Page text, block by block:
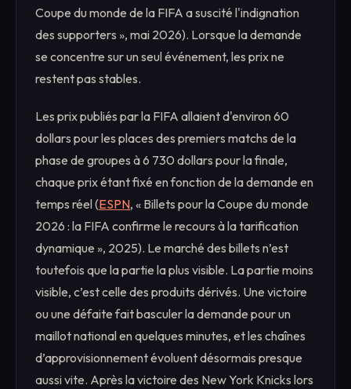
Coupe du monde de la FIFA a suscité l'indignation
des supporters », mai 2026). Lorsque la demande
se concentre sur un seul événement, les prix ne
restent pas stables.
Les prix publiés par la FIFA allaient d'environ 60
dollars pour les places des premiers matchs de la
phase de groupes à 6 730 dollars pour la finale,
chaque prix étant fixé en fonction de la demande en
temps réel (ESPN, « Billets pour la Coupe du monde
2026 : la FIFA confirme le recours à la tarification
dynamique », 2025). Le marché des billets n’est
toutefois que la partie la plus visible. La partie moins
visible, c’est celle des produits dérivés. Une victoire
ou une défaite fait basculer la demande pour un
maillot national en quelques minutes, et les chaînes
d’approvisionnement évoluent désormais presque
aussi vite. Après la victoire des New York Knicks lors